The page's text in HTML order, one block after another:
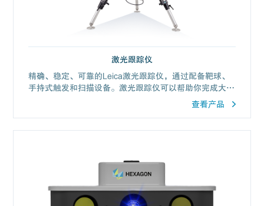
激光跟踪仪
精确、稳定、可靠的Leica激光跟踪仪，通过配备靶球、
手持式触发和扫描设备。激光跟踪仪可以帮助你完成大尺
查看产品